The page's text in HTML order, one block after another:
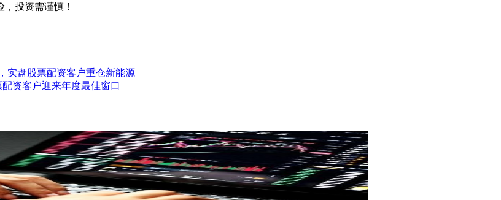
投资需谨慎！
实盘股票配资客户重仓新能源
资客户迎来年度最佳窗口